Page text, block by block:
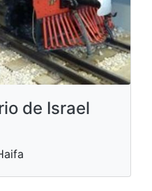
de Israel